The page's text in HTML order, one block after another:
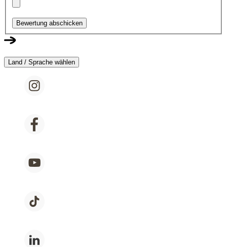
Bewertung abschicken
Land / Sprache wählen